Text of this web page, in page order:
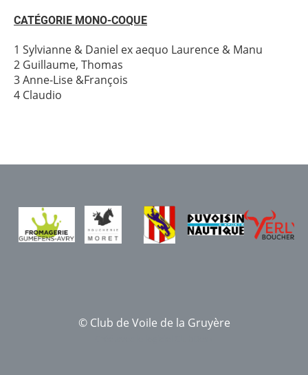
CATÉGORIE MONO-COQUE
1 Sylvianne & Daniel ex aequo Laurence & Manu
2 Guillaume, Thomas
3 Anne-Lise &François
4 Claudio
© Club de Voile de la Gruyère